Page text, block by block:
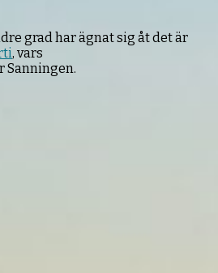
grad har ägnat sig åt det är
, vars
Sanningen.